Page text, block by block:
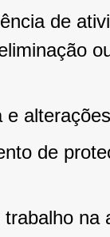
de
e
de
na